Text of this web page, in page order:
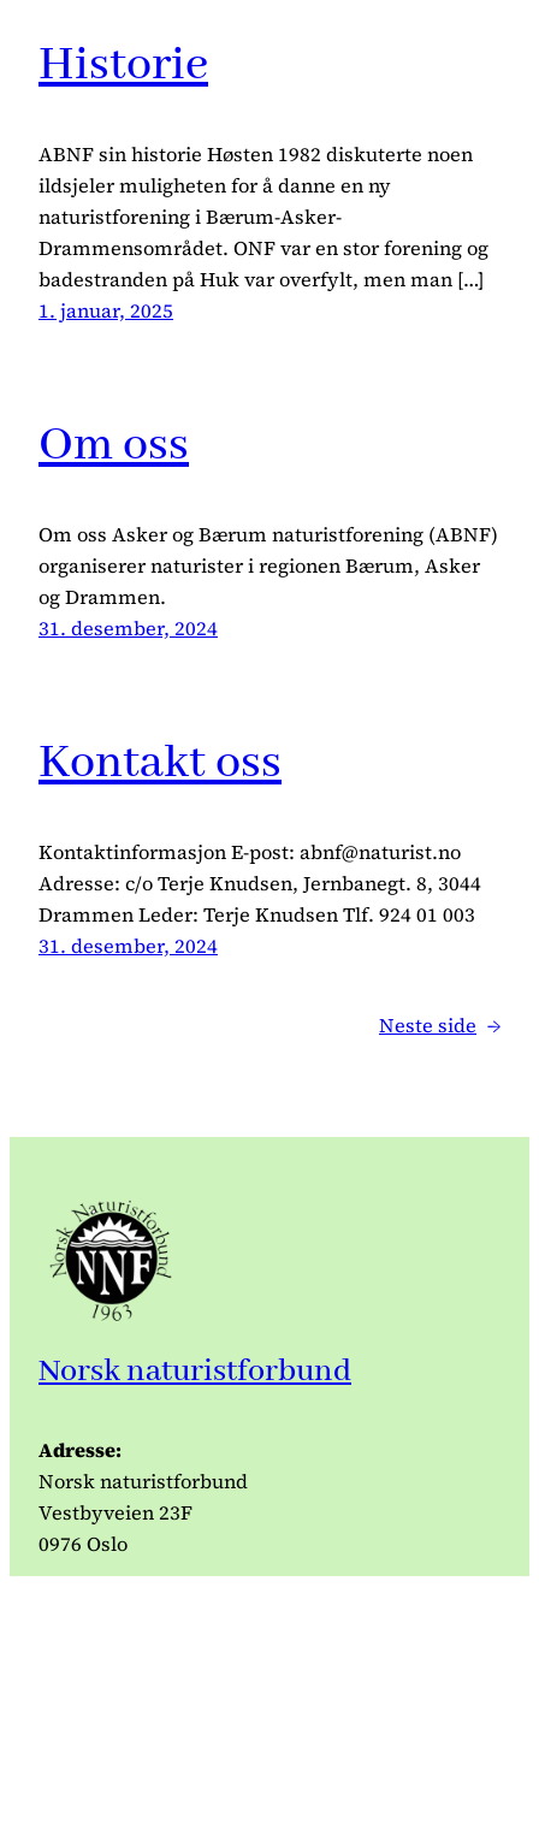
Historie
ABNF sin historie Høsten 1982 diskuterte noen
ildsjeler muligheten for å danne en ny
naturistforening i Bærum-Asker-
Drammensområdet. ONF var en stor forening og
badestranden på Huk var overfylt, men man […]
1. januar, 2025
Om oss
Om oss Asker og Bærum naturistforening (ABNF)
organiserer naturister i regionen Bærum, Asker
og Drammen.
31. desember, 2024
Kontakt oss
Kontaktinformasjon E-post: abnf@naturist.no
Adresse: c/o Terje Knudsen, Jernbanegt. 8, 3044
Drammen Leder: Terje Knudsen Tlf. 924 01 003
31. desember, 2024
Neste side →
Norsk naturistforbund
Adresse:
Norsk naturistforbund
Vestbyveien 23F
0976 Oslo